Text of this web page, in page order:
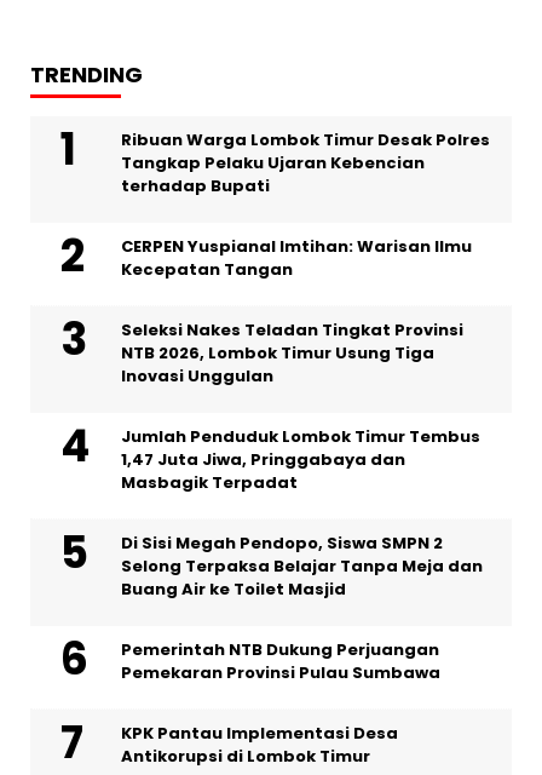
TRENDING
Ribuan Warga Lombok Timur Desak Polres
Tangkap Pelaku Ujaran Kebencian
terhadap Bupati
CERPEN Yuspianal Imtihan: Warisan Ilmu
Kecepatan Tangan
Seleksi Nakes Teladan Tingkat Provinsi
NTB 2026, Lombok Timur Usung Tiga
Inovasi Unggulan
Jumlah Penduduk Lombok Timur Tembus
1,47 Juta Jiwa, Pringgabaya dan
Masbagik Terpadat
Di Sisi Megah Pendopo, Siswa SMPN 2
Selong Terpaksa Belajar Tanpa Meja dan
Buang Air ke Toilet Masjid
Pemerintah NTB Dukung Perjuangan
Pemekaran Provinsi Pulau Sumbawa
KPK Pantau Implementasi Desa
Antikorupsi di Lombok Timur